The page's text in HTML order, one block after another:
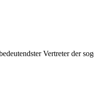
Vertreter der